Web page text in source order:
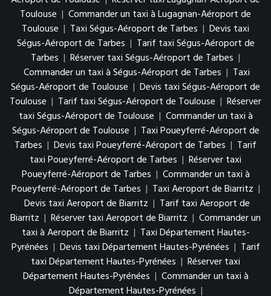
Toulouse | Commander un taxi à Lugagnan-Aéroport de
Toulouse | Taxi Ségus-Aéroport de Tarbes | Devis taxi
Ségus-Aéroport de Tarbes | Tarif taxi Ségus-Aéroport de
Tarbes | Réserver taxi Ségus-Aéroport de Tarbes |
Commander un taxi à Ségus-Aéroport de Tarbes | Taxi
Ségus-Aéroport de Toulouse | Devis taxi Ségus-Aéroport de
Toulouse | Tarif taxi Ségus-Aéroport de Toulouse | Réserver
taxi Ségus-Aéroport de Toulouse | Commander un taxi à
Ségus-Aéroport de Toulouse | Taxi Poueyferré-Aéroport de
Tarbes | Devis taxi Poueyferré-Aéroport de Tarbes | Tarif
taxi Poueyferré-Aéroport de Tarbes | Réserver taxi
Poueyferré-Aéroport de Tarbes | Commander un taxi à
Poueyferré-Aéroport de Tarbes | Taxi Aeroport de Biarritz |
Devis taxi Aeroport de Biarritz | Tarif taxi Aeroport de
Biarritz | Réserver taxi Aeroport de Biarritz | Commander un
taxi à Aeroport de Biarritz | Taxi Département Hautes-
Pyrénées | Devis taxi Département Hautes-Pyrénées | Tarif
taxi Département Hautes-Pyrénées | Réserver taxi
Département Hautes-Pyrénées | Commander un taxi à
Département Hautes-Pyrénées |